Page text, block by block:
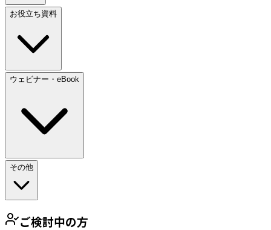
お役立ち資料
ウェビナー・eBook
その他
ご検討中の方